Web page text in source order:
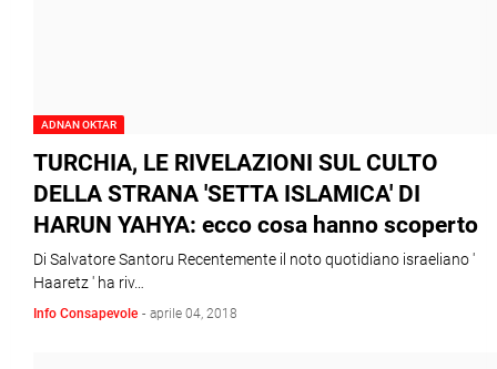
ADNAN OKTAR
TURCHIA, LE RIVELAZIONI SUL CULTO
DELLA STRANA 'SETTA ISLAMICA' DI
HARUN YAHYA: ecco cosa hanno scoperto
Di Salvatore Santoru Recentemente il noto quotidiano israeliano '
Haaretz ' ha riv…
Info Consapevole - aprile 04, 2018